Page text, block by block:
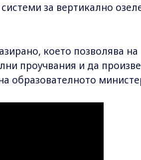
за вертикално
което позволява на
проучвания и да
образователното